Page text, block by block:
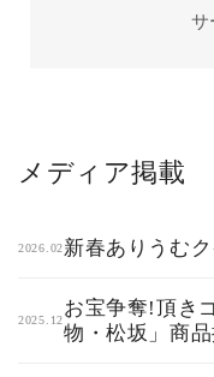
サ
メディア掲載
2026.02新春ありうむ
2025.12
お宝争奪!頂き
物・松坂」商